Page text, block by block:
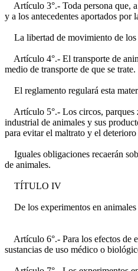
Artículo 3°.- Toda persona que, a
y a los antecedentes aportados por
La libertad de movimiento de los
Artículo 4°.- El transporte de
medio de transporte de que se trate.
El reglamento regulará esta
Artículo 5°.- Los circos, parques
industrial de animales y sus
para evitar el maltrato y el deterioro
Iguales obligaciones recaerán
de animales.
TÍTULO IV
De los experimentos en
Artículo 6°.- Para los efectos de
sustancias de uso médico o